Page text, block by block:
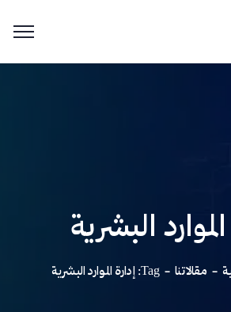
البشرية
مقالاتنا Tag: إدارة الموارد البشرية